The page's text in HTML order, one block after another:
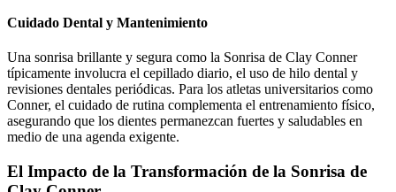
Cuidado Dental y Mantenimiento
Una sonrisa brillante y segura como la Sonrisa de Clay Conner
típicamente involucra el cepillado diario, el uso de hilo dental y
revisiones dentales periódicas. Para los atletas universitarios como
Conner, el cuidado de rutina complementa el entrenamiento físico,
asegurando que los dientes permanezcan fuertes y saludables en
medio de una agenda exigente.
El Impacto de la Transformación de la Sonrisa de